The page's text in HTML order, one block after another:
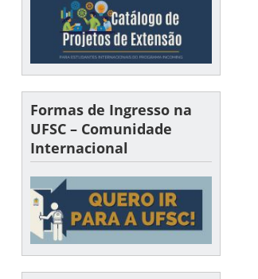
Formas de Ingresso na
UFSC – Comunidade
Internacional